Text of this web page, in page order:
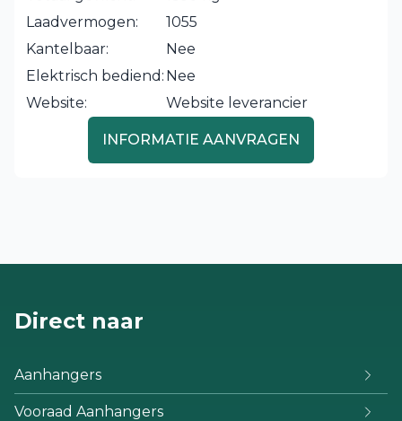
Laadvermogen:
1055
Kantelbaar:
Nee
Elektrisch bediend: Nee
Website:
Website leverancier
INFORMATIE AANVRAGEN
Direct naar
Aanhangers
Vooraad Aanhangers